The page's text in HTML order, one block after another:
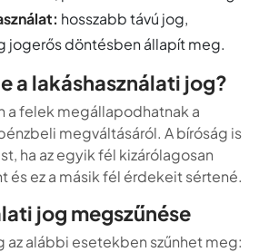
hosszabb távú jog,
jogerős döntésben állapít meg.
a lakáshasználati jog?
a felek megállapodhatnak a
megváltásáról. A bíróság is
ha az egyik fél kizárólagosan
és ez a másik fél érdekeit sértené.
jog megszűnése
az alábbi esetekben szűnhet meg: